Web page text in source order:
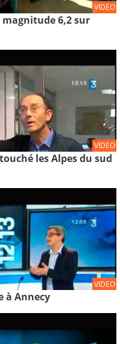
VIDEO
6,2 sur
VIDEO
les Alpes du sud
VIDEO
à Annecy